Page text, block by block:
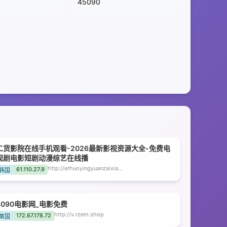
45090
货影院在线手机观看-2026最新影视资源大全-免费电
剧电影短剧动漫综艺在线播
国 61.110.27.9 http://erhuoyingyuanzaixianshoujiguankan.czkxjr.com
电影网_电影免费
国 172.67.178.72 http://v.rzem.shop